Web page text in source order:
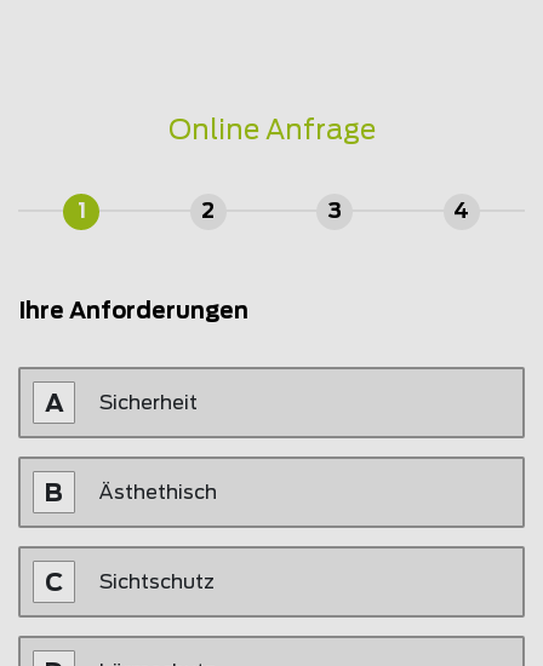
Online Anfrage
1 2 3 4
Ihre Anforderungen
Sicherheit
Ästhethisch
Sichtschutz